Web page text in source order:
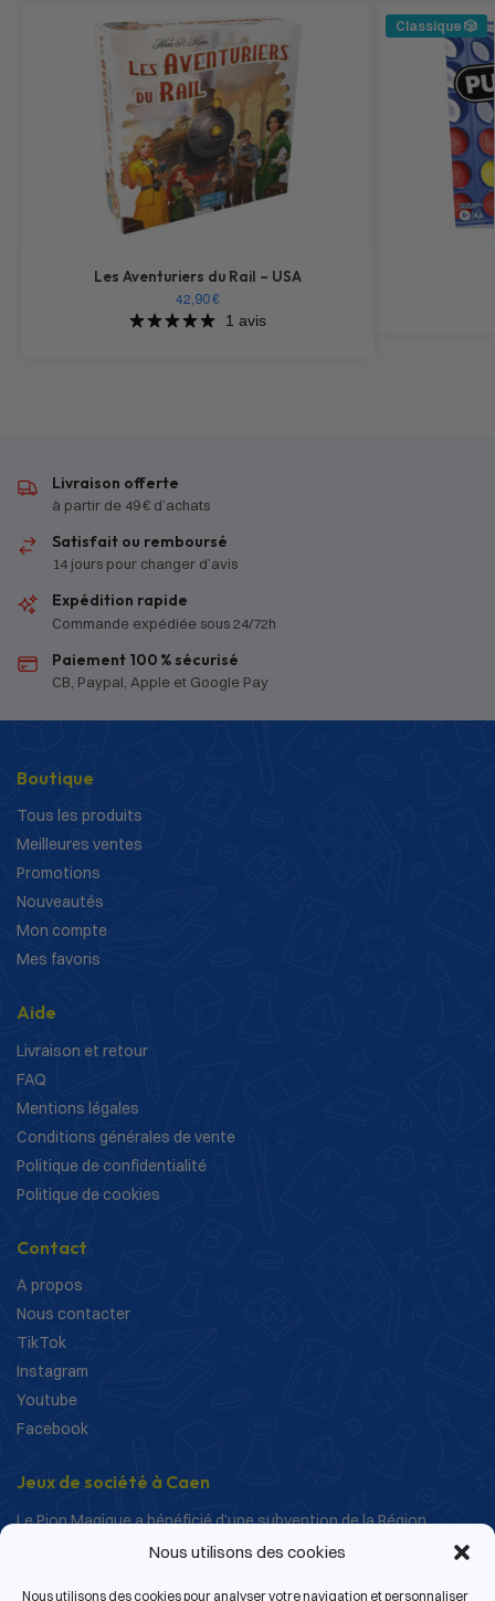
Nous utilisons des cookies
Nous utilisons des cookies pour analyser votre navigation et personnaliser
Les Aventuriers du Rail – USA
42,90€
1 avis
Classique 🎲
Livraison offerte
à partir de 49 € d’achats
Satisfait ou remboursé
14 jours pour changer d’avis
Expédition rapide
Commande expédiée sous 24/72h
Paiement 100 % sécurisé
CB, Paypal, Apple et Google Pay
Boutique
Tous les produits
Meilleures ventes
Promotions
Nouveautés
Mon compte
Mes favoris
Aide
Livraison et retour
FAQ
Mentions légales
Conditions générales de vente
Politique de confidentialité
Politique de cookies
Contact
A propos
Nous contacter
TikTok
Instagram
Youtube
Facebook
Jeux de société à Caen
Le Pion Magique a bénéficié d’une subvention de la Région
Normandie dans le cadre de ses actions de structuration et de